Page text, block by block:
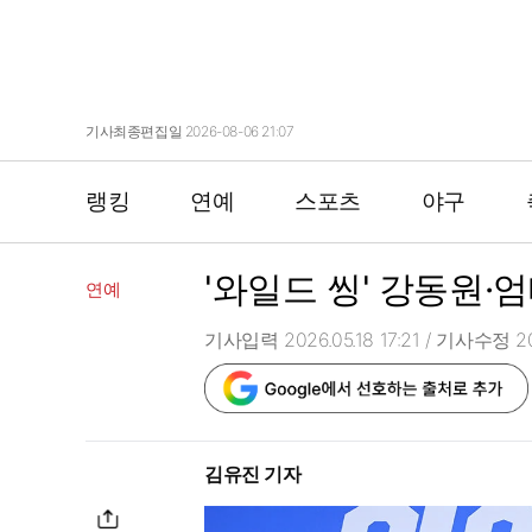
기사최종편집일 2026-08-06 21:07
랭킹 연예 스포츠 야구
연예 '와일드 씽' 강동원·
기사입력 2026.05.18 17:21 / 기사수정
김유진 기자